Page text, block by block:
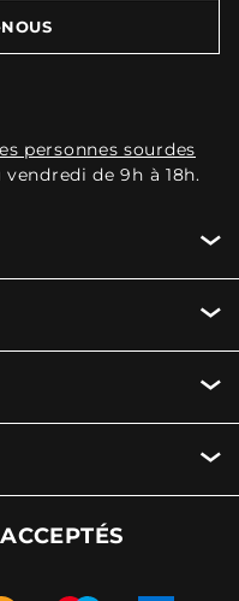
personnes sourdes
de 9h à 18h.